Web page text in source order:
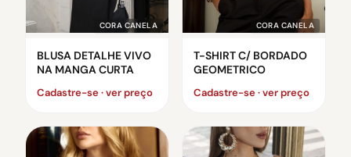
CORA CANELA
BLUSA DETALHE VIVO
NA MANGA CURTA
Cadastre-se · ver preço
CORA CANELA
T-SHIRT C/ BORDADO
GEOMETRICO
Cadastre-se · ver preço